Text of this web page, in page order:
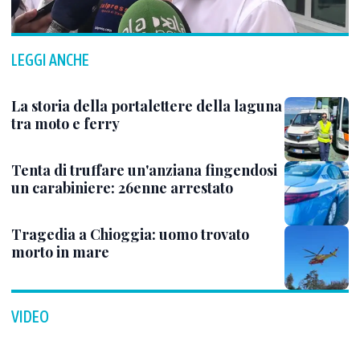
LEGGI ANCHE
La storia della portalettere della laguna
tra moto e ferry
Tenta di truffare un'anziana fingendosi
un carabiniere: 26enne arrestato
Tragedia a Chioggia: uomo trovato
morto in mare
VIDEO